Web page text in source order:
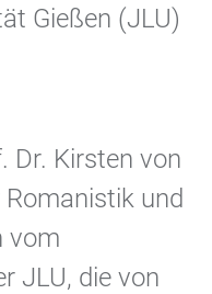
Gießen (JLU)
Dr. Kirsten von
und
vom
JLU, die von